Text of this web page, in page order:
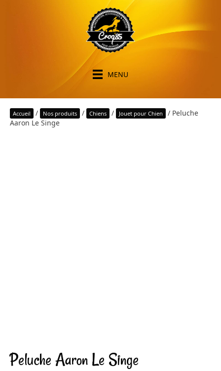
MENU
Accueil / Nos produits / Chiens / Jouet pour Chien
/ Peluche
Aaron Le Singe
Peluche Aaron Le Singe